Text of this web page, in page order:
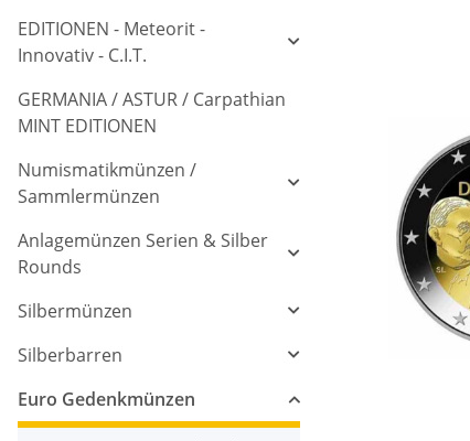
EDITIONEN - Meteorit -
Innovativ - C.I.T.
GERMANIA / ASTUR / Carpathian
MINT EDITIONEN
Numismatikmünzen /
Sammlermünzen
Anlagemünzen Serien & Silber
Rounds
Silbermünzen
Silberbarren
Euro Gedenkmünzen